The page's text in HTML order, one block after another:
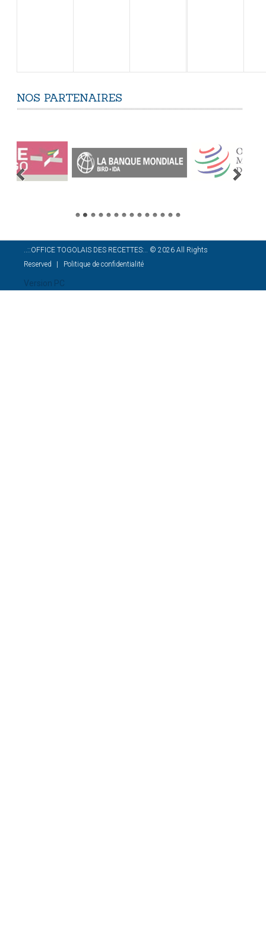
NOS PARTENAIRES
..::OFFICE TOGOLAIS DES RECETTES:.. © 2026 All Rights
Reserved
Politique de confidentialité
Version PC